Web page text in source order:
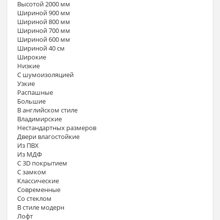
Высотой 2000 мм
Шириной 900 мм
Шириной 800 мм
Шириной 700 мм
Шириной 600 мм
Шириной 40 см
Широкие
Низкие
С шумоизоляцией
Узкие
Распашные
Большие
В английском стиле
Владимирские
Нестандартных размеров
Двери влагостойкие
Из ПВХ
Из МДФ
С 3D покрытием
С замком
Классические
Современные
Со стеклом
В стиле модерн
Лофт